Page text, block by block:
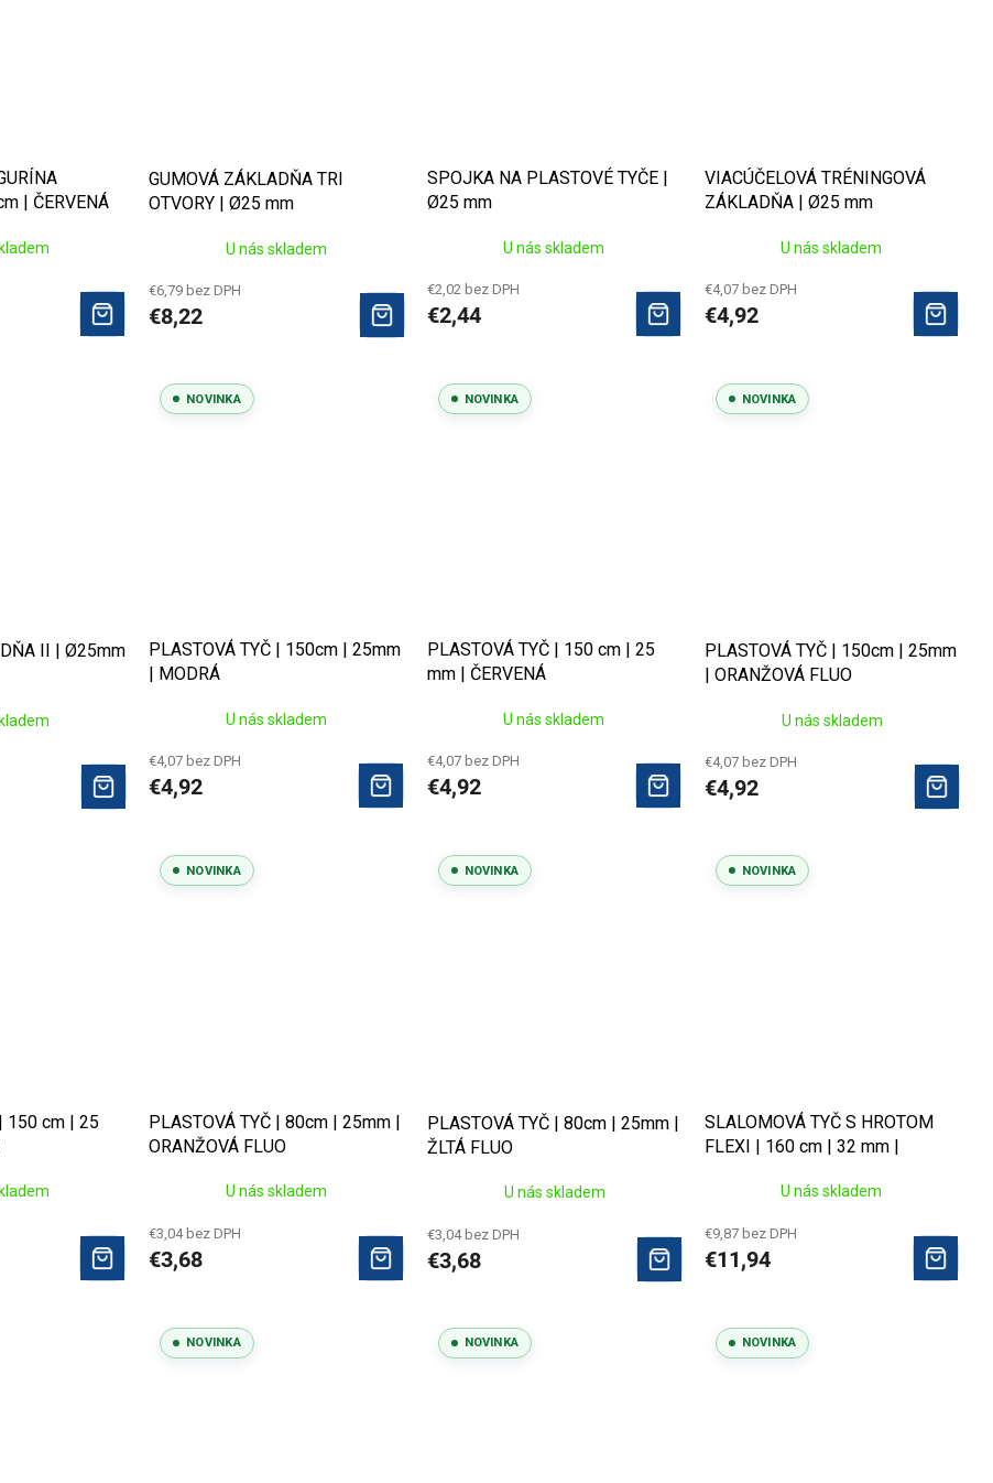
| ČERVENÁ
GUMOVÁ ZÁKLADŇA TRI
OTVORY | Ø25 mm
U nás skladem
€6,79 bez DPH
€8,22
SPOJKA NA PLASTOVÉ TYČE |
Ø25 mm
U nás skladem
€2,02 bez DPH
€2,44
VIACÚČELOVÁ TRÉNINGOVÁ
ZÁKLADŇA | Ø25 mm
U nás skladem
€4,07 bez DPH
€4,92
II | Ø25mm
NOVINKA
PLASTOVÁ TYČ | 150cm | 25mm
| MODRÁ
U nás skladem
€4,07 bez DPH
€4,92
NOVINKA
PLASTOVÁ TYČ | 150 cm | 25
mm | ČERVENÁ
U nás skladem
€4,07 bez DPH
€4,92
NOVINKA
PLASTOVÁ TYČ | 150cm | 25mm
| ORANŽOVÁ FLUO
U nás skladem
€4,07 bez DPH
€4,92
150 cm | 25
NOVINKA
PLASTOVÁ TYČ | 80cm | 25mm |
ORANŽOVÁ FLUO
U nás skladem
€3,04 bez DPH
€3,68
NOVINKA
PLASTOVÁ TYČ | 80cm | 25mm |
ŽLTÁ FLUO
U nás skladem
€3,04 bez DPH
€3,68
NOVINKA
SLALOMOVÁ TYČ S HROTOM
FLEXI | 160 cm | 32 mm |
U nás skladem
€9,87 bez DPH
€11,94
NOVINKA NOVINKA NOVINKA